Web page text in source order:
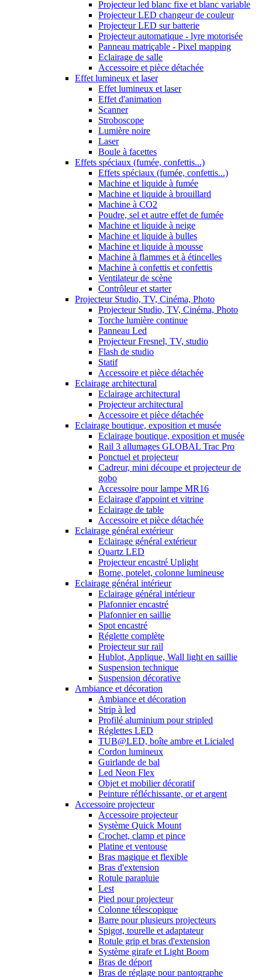
Projecteur led blanc fixe et blanc variable
Projecteur LED changeur de couleur
Projecteur LED sur batterie
Projecteur automatique - lyre motorisée
Panneau matriçable - Pixel mapping
Eclairage de salle
Accessoire et pièce détachée
Effet lumineux et laser
Effet lumineux et laser
Effet d'animation
Scanner
Stroboscope
Lumière noire
Laser
Boule à facettes
Effets spéciaux (fumée, confettis...)
Effets spéciaux (fumée, confettis...)
Machine et liquide à fumée
Machine et liquide à brouillard
Machine à CO2
Poudre, sel et autre effet de fumée
Machine et liquide à neige
Machine et liquide à bulles
Machine et liquide à mousse
Machine à flammes et à étincelles
Machine à confettis et confettis
Ventilateur de scène
Contrôleur et starter
Projecteur Studio, TV, Cinéma, Photo
Projecteur Studio, TV, Cinéma, Photo
Torche lumière continue
Panneau Led
Projecteur Fresnel, TV, studio
Flash de studio
Statif
Accessoire et pièce détachée
Eclairage architectural
Eclairage architectural
Projecteur architectural
Accessoire et pièce détachée
Eclairage boutique, exposition et musée
Eclairage boutique, exposition et musée
Rail 3 allumages GLOBAL Trac Pro
Ponctuel et projecteur
Cadreur, mini découpe et projecteur de
gobo
Accessoire pour lampe MR16
Eclairage d'appoint et vitrine
Eclairage de table
Accessoire et pièce détachée
Eclairage général extérieur
Eclairage général extérieur
Quartz LED
Projecteur encastré Uplight
Borne, potelet, colonne lumineuse
Eclairage général intérieur
Eclairage général intérieur
Plafonnier encastré
Plafonnier en saillie
Spot encastré
Réglette complète
Projecteur sur rail
Hublot, Applique, Wall light en saillie
Suspension technique
Suspension décorative
Ambiance et décoration
Ambiance et décoration
Strip à led
Profilé aluminium pour stripled
Réglettes LED
TUB@LED, boîte ambre et Licialed
Cordon lumineux
Guirlande de bal
Led Neon Flex
Objet et mobilier décoratif
Peinture réfléchissante, or et argent
Accessoire projecteur
Accessoire projecteur
Système Quick Mount
Crochet, clamp et pince
Platine et ventouse
Bras magique et flexible
Bras d'extension
Rotule parapluie
Lest
Pied pour projecteur
Colonne télescopique
Barre pour plusieurs projecteurs
Spigot, tourelle et adaptateur
Rotule grip et bras d'extension
Système girafe et Light Boom
Bras de déport
Bras de réglage pour pantographe